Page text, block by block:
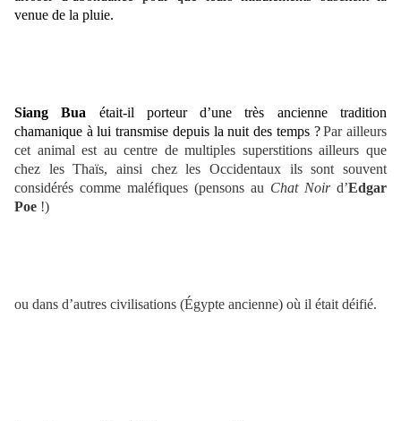
venue de la pluie.
Siang Bua était-il porteur d’une très ancienne tradition
chamanique à lui transmise depuis la nuit des temps ? Par ailleurs
cet animal est au centre de multiples superstitions ailleurs que
chez les Thaïs, ainsi chez les Occidentaux ils sont souvent
considérés comme maléfiques (pensons au Chat Noird’Edgar
Poe !)
ou dans d’autres civilisations (Égypte ancienne) où il était déifié.